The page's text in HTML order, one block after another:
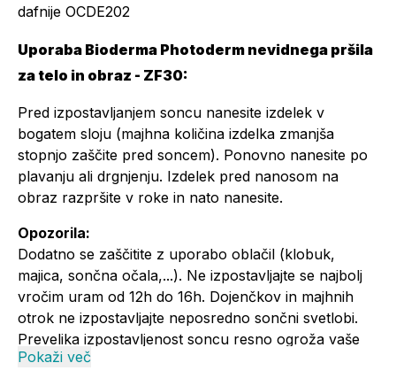
dafnije OCDE202
Uporaba Bioderma Photoderm nevidnega pršila
za telo in obraz - ZF30:
Pred izpostavljanjem soncu nanesite izdelek v
bogatem sloju (majhna količina izdelka zmanjša
stopnjo zaščite pred soncem). Ponovno nanesite po
plavanju ali drgnjenju. Izdelek pred nanosom na
obraz razpršite v roke in nato nanesite.
Opozorila:
Dodatno se zaščitite z uporabo oblačil (klobuk,
majica, sončna očala,...). Ne izpostavljajte se najbolj
vročim uram od 12h do 16h. Dojenčkov in majhnih
otrok ne izpostavljajte neposredno sončni svetlobi.
Prevelika izpostavljenost soncu resno ogroža vaše
zdravje, tudi ko uporabljate izdelek za zaščito pred
Pokaži več